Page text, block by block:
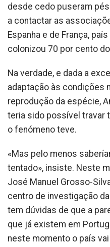
desde cedo puseram
a contactar as
Espanha e de França,
colonizou 70 por cento
Na verdade, e dada a
adaptação às condições
reprodução da espécie,
teria sido possível travar
o fenómeno teve.
«Mas pelo menos
tentado», insiste. Neste
José Manuel Grosso-
centro de investigação
tem dúvidas de que a
que já existem em
neste momento o país